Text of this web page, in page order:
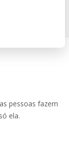
pessoas fazem
ela.